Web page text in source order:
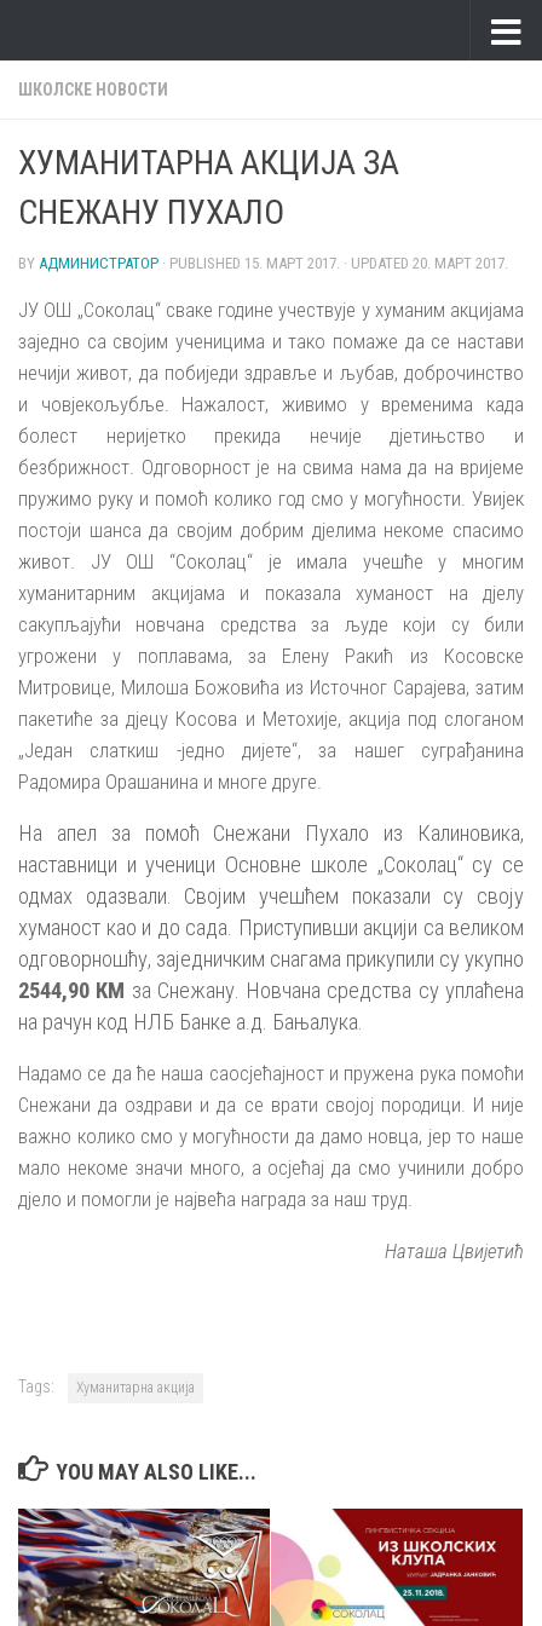
ШКОЛСКЕ НОВОСТИ
ХУМАНИТАРНА АКЦИЈА ЗА
СНЕЖАНУ ПУХАЛО
BY АДМИНИСТРАТОР · PUBLISHED 15. МАРТ 2017. · UPDATED 20. МАРТ 2017.
ЈУ ОШ „Соколац“ сваке године учествује у хуманим акцијама
заједно са својим ученицима и тако помаже да се настави
нечији живот, да побиједи здравље и љубав, доброчинство
и човјекољубље. Нажалост, живимо у временима када
болест неријетко прекида нечије дјетињство и
безбрижност. Одговорност је на свима нама да на вријеме
пружимо руку и помоћ колико год смо у могућности. Увијек
постоји шанса да својим добрим дјелима некоме спасимо
живот. ЈУ ОШ “Соколац“ је имала учешће у многим
хуманитарним акцијама и показала хуманост на дјелу
сакупљајући новчана средства за људе који су били
угрожени у поплавама, за Елену Ракић из Косовске
Митровице, Милоша Божовића из Источног Сарајева, затим
пакетиће за дјецу Косова и Метохије, акција под слоганом
„Један слаткиш -једно дијете“, за нашег суграђанина
Радомира Орашанина и многе друге.
На апел за помоћ Снежани Пухало из Калиновика,
наставници и ученици Основне школе „Соколац“ су се
одмах одазвали. Својим учешћем показали су своју
хуманост као и до сада. Приступивши акцији са великом
одговорношћу, заједничким снагама прикупили су укупно
2544,90 КМ за Снежану. Новчана средства су уплаћена
на рачун код НЛБ Банке а.д. Бањалука.
Надамо се да ће наша саосјећајност и пружена рука помоћи
Снежани да оздрави и да се врати својој породици. И није
важно колико смо у могућности да дамо новца, јер то наше
мало некоме значи много, а осјећај да смо учинили добро
дјело и помогли је највећа награда за наш труд.
Наташа Цвијетић
Tags: Хуманитарна акција
YOU MAY ALSO LIKE...